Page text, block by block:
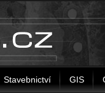
Stavebnictví GIS